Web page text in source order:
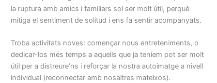
la ruptura amb amics i familiars sol ser molt útil, perquè
mitiga el sentiment de solitud i ens fa sentir acompanyats.
Troba activitats noves: començar nous entreteniments, o
dedicar-los més temps a aquells que ja teníem pot ser molt
útil per a distreure’ns i reforçar la nostra autoimatge a nivell
individual (reconnectar amb nosaltres mateixos).